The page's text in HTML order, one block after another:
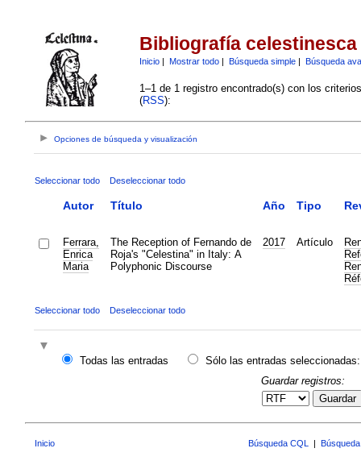
Bibliografía celestinesca
Inicio| Mostrar todo| Búsqueda simple| Búsqueda
1–1 de 1 registro encontrado(s) con los
(RSS):
Opciones de búsqueda y visualización
Seleccionar todo Deseleccionar todo
Autor Título Año Tipo
Ferrara,
Enrica
Maria
The Reception of Fernando de
Roja's "Celestina" in Italy: A
Polyphonic Discourse
2017 Artículo
Seleccionar todo Deseleccionar todo
Todas las entradas
Sólo las entradas seleccionadas:
Guardar registros:
Guardar
Inicio Búsqueda CQL